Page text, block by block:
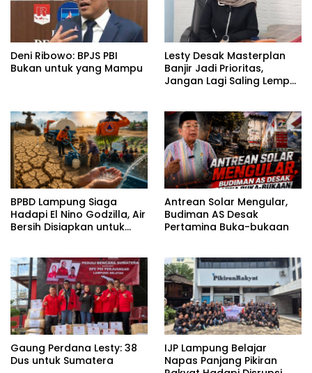
Deni Ribowo: BPJS PBI
Bukan untuk yang Mampu
Lesty Desak Masterplan
Banjir Jadi Prioritas,
Jangan Lagi Saling Lempar
BPBD Lampung Siaga
Hadapi El Nino Godzilla, Air
Bersih Disiapkan untuk
Antrean Solar Mengular,
Budiman AS Desak
Pertamina Buka-bukaan
Gaung Perdana Lesty: 38
Dus untuk Sumatera
IJP Lampung Belajar
Napas Panjang Pikiran